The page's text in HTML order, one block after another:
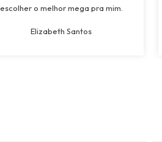
escolher o melhor mega pra mim.
mais de 15 anos e ganhei da
Elizabeth Santos